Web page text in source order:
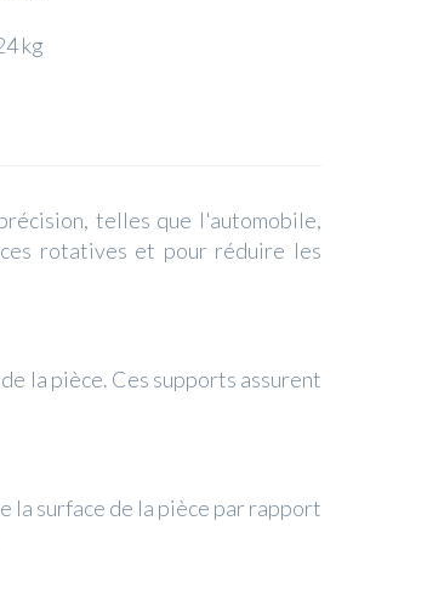
kg
telles que l'automobile,
rotatives et pour réduire les
la pièce. Ces supports assurent
la surface de la pièce par rapport